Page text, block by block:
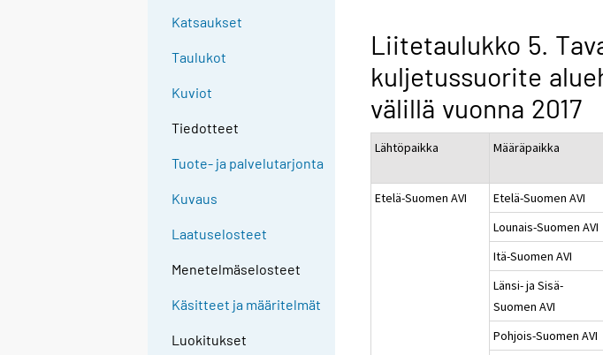
Katsaukset
Taulukot
Kuviot
Tiedotteet
Tuote- ja palvelutarjonta
Kuvaus
Laatuselosteet
Menetelmäselosteet
Käsitteet ja määritelmät
Luokitukset
Liitetaulukko 5.
kuljetussuorite
välillä vuonna 2017
Lähtöpaikka Määräpaikka
Etelä-Suomen AVI
Etelä-Suomen AVI
Lounais-Suomen AVI
Itä-Suomen AVI
Länsi- ja Sisä-
Suomen AVI
Pohjois-Suomen AVI